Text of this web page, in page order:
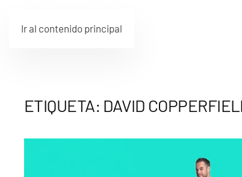
Ir al contenido principal
ETIQUETA: DAVID